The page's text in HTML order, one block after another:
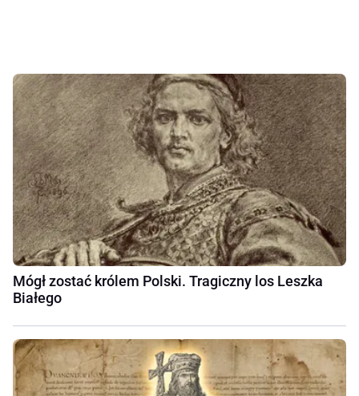
Mógł zostać królem Polski. Tragiczny los Leszka
Białego